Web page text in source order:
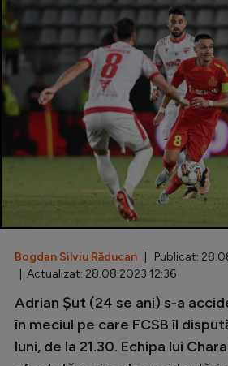
Liga 2
Cupa României
Echipa Națională
U21
Fotbal feminin
Special
Diverse
Inedit
Clasamente
Champions League
Bogdan Silviu Răducan | Publicat:
| Actualizat: 28.08.2023 12:36
Adrian Șut (24 se ani) s-a
în meciul pe care FCSB îl
luni, de la 21.30. Echipa lui